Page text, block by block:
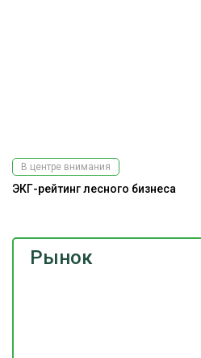
Рынок
В центре внимания
ЭКГ-рейтинг лесного бизнеса